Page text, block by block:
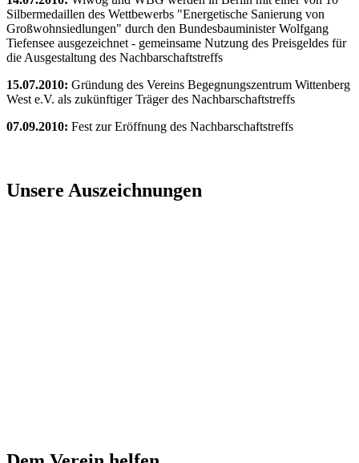
Silbermedaillen des Wettbewerbs "Energetische Sanierung von
Großwohnsiedlungen" durch den Bundesbauminister Wolfgang
Tiefensee ausgezeichnet - gemeinsame Nutzung des Preisgeldes für
die Ausgestaltung des Nachbarschaftstreffs
15.07.2010: Gründung des Vereins Begegnungszentrum Wittenberg
West e.V. als zukünftiger Träger des Nachbarschaftstreffs
07.09.2010: Fest zur Eröffnung des Nachbarschaftstreffs
Unsere Auszeichnungen